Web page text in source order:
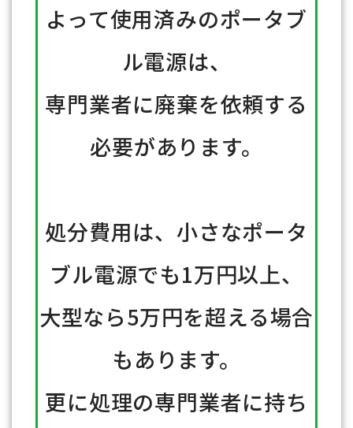
よって使用済みのポータブ
ル電源は、
専門業者に廃棄を依頼する
必要があります。
処分費用は、小さなポータ
ブル電源でも1万円以上、
大型なら5万円を超える場合
もあります。
更に処理の専門業者に持ち